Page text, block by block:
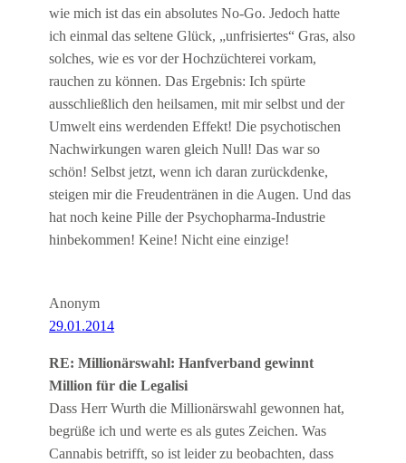
wie mich ist das ein absolutes No-Go. Jedoch hatte
ich einmal das seltene Glück, „unfrisiertes“ Gras, also
solches, wie es vor der Hochzüchterei vorkam,
rauchen zu können. Das Ergebnis: Ich spürte
ausschließlich den heilsamen, mit mir selbst und der
Umwelt eins werdenden Effekt! Die psychotischen
Nachwirkungen waren gleich Null! Das war so
schön! Selbst jetzt, wenn ich daran zurückdenke,
steigen mir die Freudentränen in die Augen. Und das
hat noch keine Pille der Psychopharma-Industrie
hinbekommen! Keine! Nicht eine einzige!
Anonym
29.01.2014
RE: Millionärswahl: Hanfverband gewinnt
Million für die Legalisi
Dass Herr Wurth die Millionärswahl gewonnen hat,
begrüße ich und werte es als gutes Zeichen. Was
Cannabis betrifft, so ist leider zu beobachten, dass